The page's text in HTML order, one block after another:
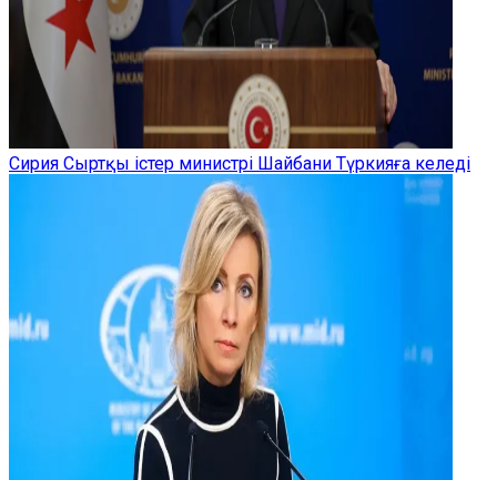
Сирия Сыртқы істер министрі Шайбани Түркияға келеді